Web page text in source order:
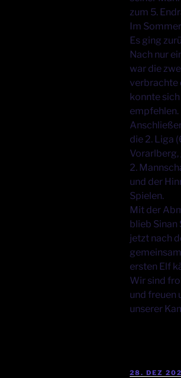
zum 5.
Im
Es ging
Nach nur
war die
verbrachte
konnte
empfehlen.
die 2. Liga
2.
und der
Spielen.
Mit der
blieb Sinan
jetzt nach
ersten Elf
Wir sind
und freuen
unserer
28. DEZ